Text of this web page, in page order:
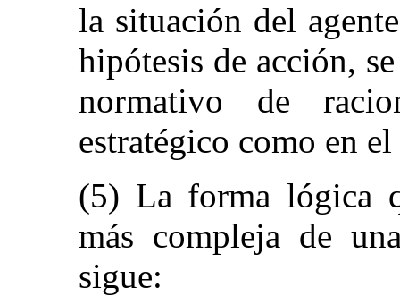
la situación del
hipótesis de acción,
normativo de
estratégico como en
(5) La forma lógica
más compleja de
sigue: